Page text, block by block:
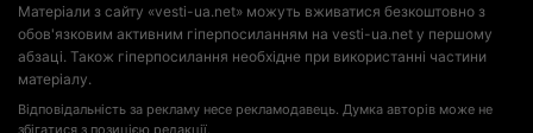
Матеріали з сайту «vesti-ua.net» можуть вживатися безкоштовно з
обов'язковим активним гіперпосиланням на vesti-ua.net у першому
абзаці. Також гіперпосилання необхідне при використанні частини
матеріалу.
Відповідальність за рекламу несе рекламодавець. Думка авторів може не
збігатися з позицією редакції.